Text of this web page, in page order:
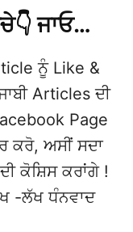
ਜਾਓ…
ਨੂੰ Like &
Articles ਦੀ
Page
ਕਰੋ, ਅਸੀਂ ਸਦਾ
ਕੋਸ਼ਿਸ ਕਰਾਂਗੇ !
-ਲੱਖ ਧੰਨਵਾਦ